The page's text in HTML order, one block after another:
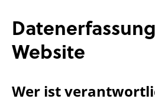
Website
Wer ist